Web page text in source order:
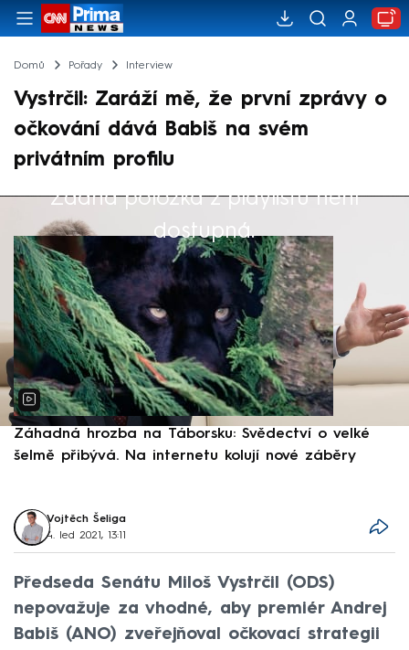
Domů Pořady Interview
Vystrčil: Zaráží mě, že první zprávy o
očkování dává Babiš na svém
privátním profilu
Žádná položka z playlistu není
dostupná.
Výběr redakce
Záhadná hrozba na Táborsku: Svědectví o velké
šelmě přibývá. Na internetu kolují nové záběry
Vojtěch Šeliga
4. led 2021, 13:11
Předseda Senátu Miloš Vystrčil (ODS)
nepovažuje za vhodné, aby premiér Andrej
Babiš (ANO) zveřejňoval očkovací strategii